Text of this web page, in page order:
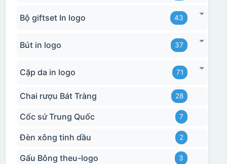
Bộ giftset In logo 43
Bút in logo 37
Cặp da in logo 71
Chai rượu Bát Tràng 28
Cốc sứ Trung Quốc 7
Đèn xông tinh dầu 2
Gấu Bông theu-logo 3